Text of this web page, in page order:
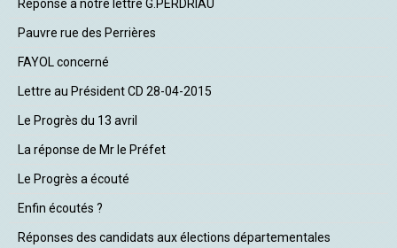
Réponse à notre lettre G.PERDRIAU
Pauvre rue des Perrières
FAYOL concerné
Lettre au Président CD 28-04-2015
Le Progrès du 13 avril
La réponse de Mr le Préfet
Le Progrès a écouté
Enfin écoutés ?
Réponses des candidats aux élections départementales